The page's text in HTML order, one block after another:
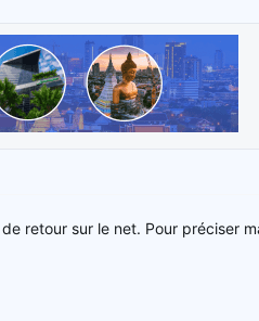
retour sur le net. Pour préciser